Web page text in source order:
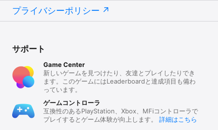
プライバシーポリシー
サポート
Game Center
新しいゲームを見つけたり、友達とプレイしたりでき
ます。このゲームにはLeaderboardと達成項目も備わ
っています。
ゲームコントローラ
互換性のあるPlayStation、Xbox、MFiコントローラで
プレイするとゲーム体験が向上します。 詳細はこちら